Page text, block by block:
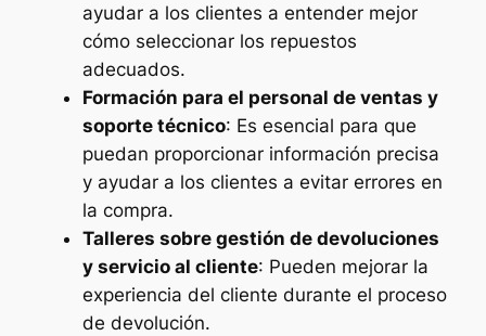
ayudar a los clientes a entender mejor
cómo seleccionar los repuestos
adecuados.
Formación para el personal de ventas y
soporte técnico: Es esencial para que
puedan proporcionar información precisa
y ayudar a los clientes a evitar errores en
la compra.
Talleres sobre gestión de devoluciones
y servicio al cliente: Pueden mejorar la
experiencia del cliente durante el proceso
de devolución.